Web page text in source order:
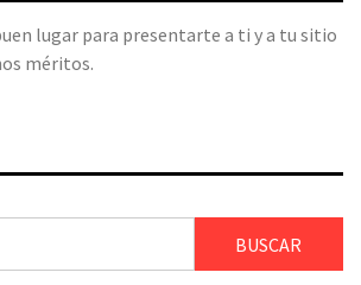
lugar para presentarte a ti y a tu sitio
méritos.